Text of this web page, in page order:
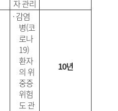
자 관리
·감염
병(코
로나
19)
환자
의 위
중증
위험
도 관
10년